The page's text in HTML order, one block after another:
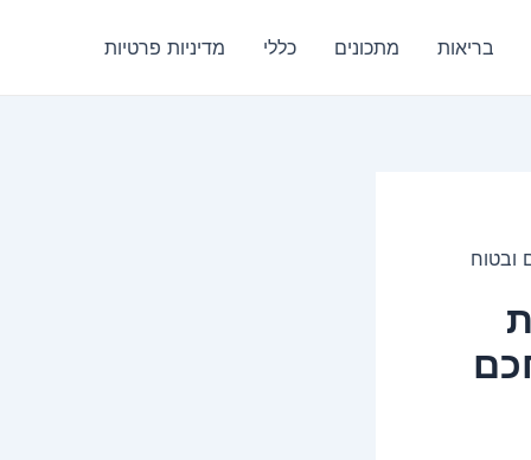
בריאות מתכונים כללי מדיניות פרטיות
ובטוח